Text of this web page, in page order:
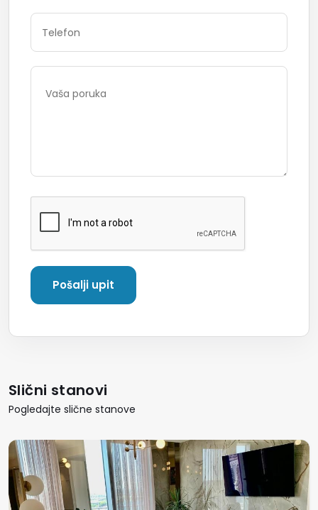
Slični stanovi
Pogledajte slične stanove